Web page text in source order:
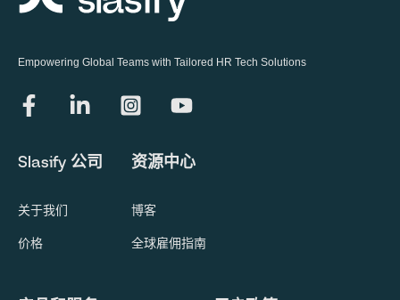
Empowering Global Teams with Tailored HR Tech Solutions
Slasify 公司
关于我们
价格
资源中心
博客
全球雇佣指南